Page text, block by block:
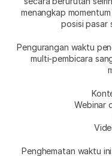
menangkap
posisi pasar
Pengurangan waktu
multi-pembicara
Webinar
Penghematan waktu